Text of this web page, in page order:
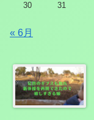
30
31
« 6月